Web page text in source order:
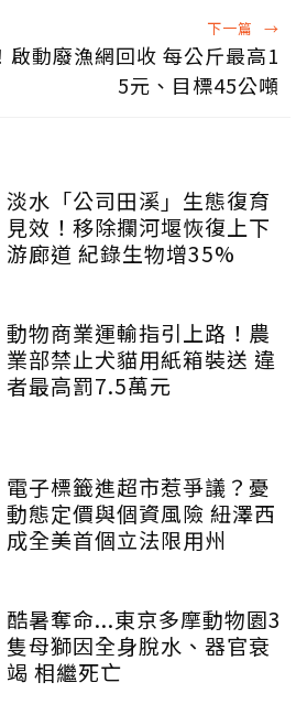
下一篇 →
啟動廢漁網回收 每公斤最高1
5元、目標45公噸
淡水「公司田溪」生態復育
見效！移除攔河堰恢復上下
游廊道 紀錄生物增35%
動物商業運輸指引上路！農
業部禁止犬貓用紙箱裝送 違
者最高罰7.5萬元
電子標籤進超市惹爭議？憂
動態定價與個資風險 紐澤西
成全美首個立法限用州
酷暑奪命...東京多摩動物園3
隻母獅因全身脫水、器官衰
竭 相繼死亡